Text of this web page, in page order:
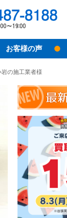
お客様の声
の施工業者様